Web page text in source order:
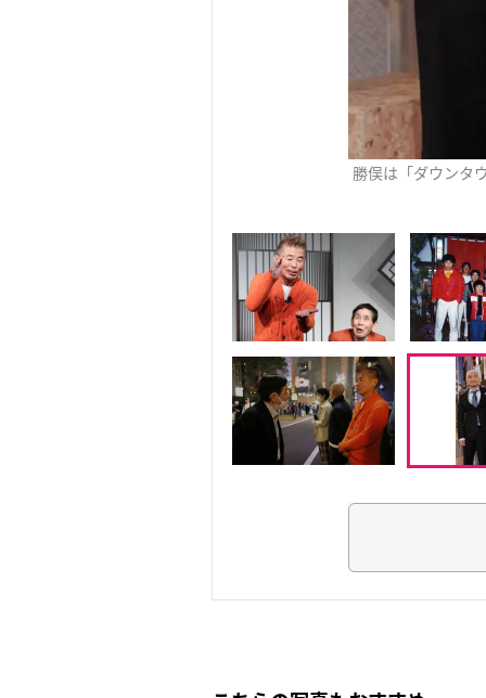
勝俣は「ダウンタ